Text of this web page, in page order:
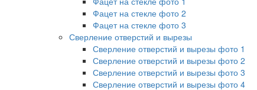
Фацет на стекле фото 2
Фацет на стекле фото 3
Сверление отверстий и вырезы
Сверление отверстий и вырезы фото 1
Сверление отверстий и вырезы фото 2
Сверление отверстий и вырезы фото 3
Сверление отверстий и вырезы фото 4